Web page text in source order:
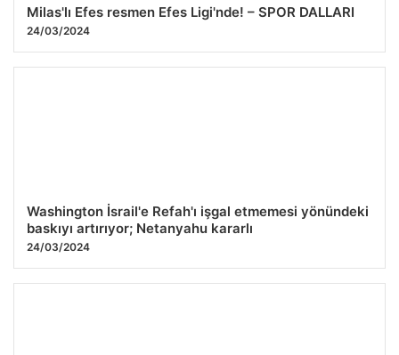
Milas'lı Efes resmen Efes Ligi'nde! – SPOR DALLARI
24/03/2024
Washington İsrail'e Refah'ı işgal etmemesi yönündeki
baskıyı artırıyor; Netanyahu kararlı
24/03/2024